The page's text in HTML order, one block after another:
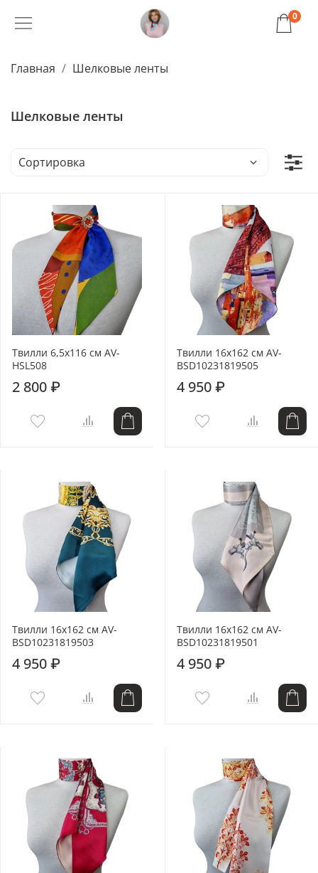
0
Главная Шелковые ленты
Шелковые ленты
Твилли 6,5x116 см AV-
HSL508
2 800 ₽
Твилли 16x162 см AV-
BSD10231819505
4 950 ₽
Твилли 16x162 см AV-
BSD10231819503
4 950 ₽
Твилли 16x162 см AV-
BSD10231819501
4 950 ₽